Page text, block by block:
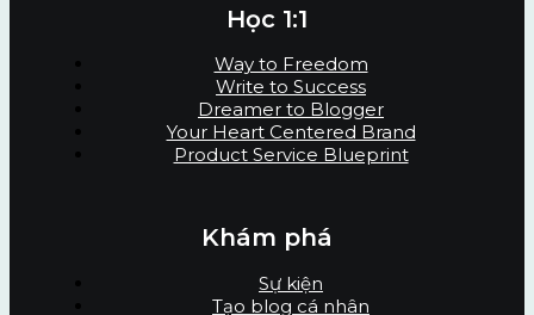
Học 1:1
Way to Freedom
Write to Success
Dreamer to Blogger
Your Heart Centered Brand
Product Service Blueprint
Khám phá
Sự kiện
Tạo blog cá nhân